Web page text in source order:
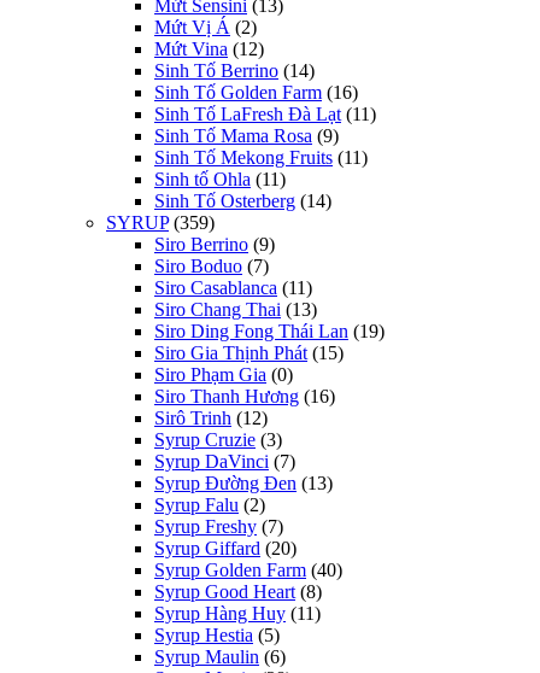
Mứt Sensini (13)
Mứt Vị Á (2)
Mứt Vina (12)
Sinh Tố Berrino (14)
Sinh Tố Golden Farm (16)
Sinh Tố LaFresh Đà Lạt (11)
Sinh Tố Mama Rosa (9)
Sinh Tố Mekong Fruits (11)
Sinh tố Ohla (11)
Sinh Tố Osterberg (14)
SYRUP (359)
Siro Berrino (9)
Siro Boduo (7)
Siro Casablanca (11)
Siro Chang Thai (13)
Siro Ding Fong Thái Lan (19)
Siro Gia Thịnh Phát (15)
Siro Phạm Gia (0)
Siro Thanh Hương (16)
Sirô Trinh (12)
Syrup Cruzie (3)
Syrup DaVinci (7)
Syrup Đường Đen (13)
Syrup Falu (2)
Syrup Freshy (7)
Syrup Giffard (20)
Syrup Golden Farm (40)
Syrup Good Heart (8)
Syrup Hàng Huy (11)
Syrup Hestia (5)
Syrup Maulin (6)